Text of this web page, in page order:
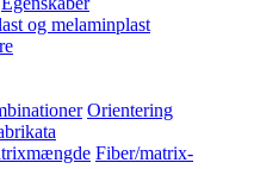
og melaminplast
Orientering
Fiber/matrix-